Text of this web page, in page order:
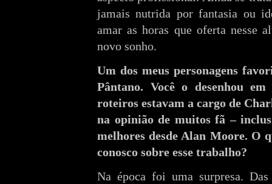
jamais nutrida por fantasia ou
amar as horas que oferta nesse
novo sonho.
Um dos meus personagens
Pântano. Você o desenhou
roteiros estavam a cargo de
na opinião de muitos fã –
melhores desde Alan Moore. O
conosco sobre esse trabalho?
Na época foi uma surpresa.